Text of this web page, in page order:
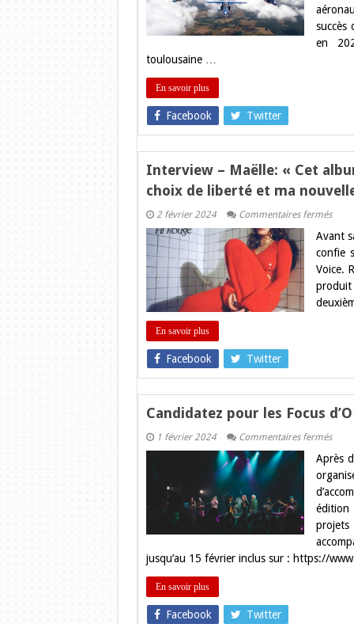
des
Ailes
succès
en
toulousaine …
En savoir plus
Facebook Twitter
Interview – Maëlle: « Cet
choix de liberté et ma
2 février 2024 Commentaires ferméssur
–
Maëlle:
« Cet
mon
Avant
confie
Voice.
produit
En savoir plus
Facebook Twitter
Candidatez pour les Focus
1 février 2024 Commentaires ferméssur
pour
saison
3
!
Après
édition
jusqu’au 15 février inclus sur : https://
En savoir plus
Facebook Twitter